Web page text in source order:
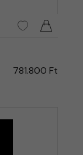
781.800 Ft